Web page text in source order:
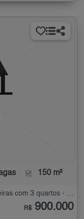
150 m²
Sobrado à Venda no Jardim das Laranjeiras com 3 quartos - 150 m²
R$ 900.000